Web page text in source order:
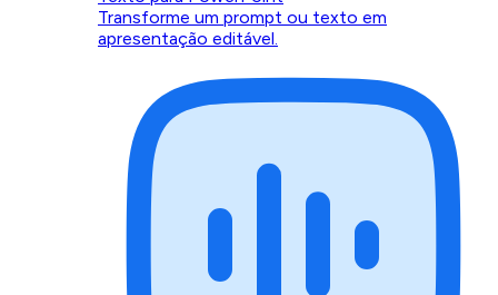
Transforme um prompt ou texto em
apresentação editável.